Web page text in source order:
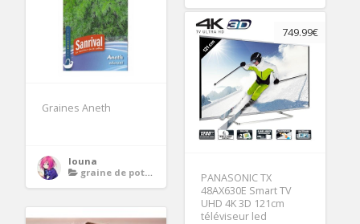
Graines Aneth
louna
graine de potager
749.99€
PANASONIC TX
48AX630E Smart TV
UHD 4K 3D 121cm
téléviseur led